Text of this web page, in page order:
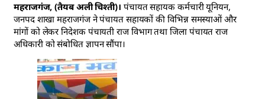
महराजगंज, (तैयब अली चिश्ती)। पंचायत सहायक कर्मचारी यूनियन,
जनपद शाखा महराजगंज ने पंचायत सहायकों की विभिन्न समस्याओं और
मांगों को लेकर निदेशक पंचायती राज विभाग तथा जिला पंचायत राज
अधिकारी को संबोधित ज्ञापन सौंपा।